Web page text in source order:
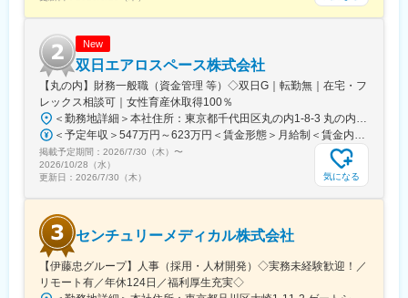
New
双日エアロスペース株式会社
【丸の内】財務一般職（資金管理 等）◇双日G｜転勤無｜在宅・フ
レックス相談可｜女性育産休取得100％
掲載予定期間： 2026/7/30（木） 〜
2026/10/28（水）
更新日： 2026/7/30（木） 気になる
センチュリーメディカル株式会社
【伊藤忠グループ】人事（採用・人材開発）◇実務未経験歓迎！／
リモート有／年休124日／福利厚生充実◇